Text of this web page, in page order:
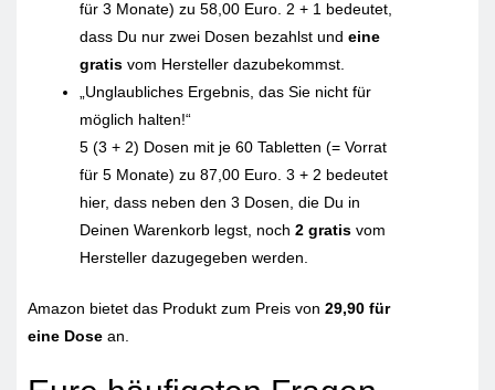
für 3 Monate) zu 58,00 Euro. 2 + 1 bedeutet,
dass Du nur zwei Dosen bezahlst und eine
gratis vom Hersteller dazubekommst.
„Unglaubliches Ergebnis, das Sie nicht für
möglich halten!“
5 (3 + 2) Dosen mit je 60 Tabletten (= Vorrat
für 5 Monate) zu 87,00 Euro. 3 + 2 bedeutet
hier, dass neben den 3 Dosen, die Du in
Deinen Warenkorb legst, noch 2 gratis vom
Hersteller dazugegeben werden.
Amazon bietet das Produkt zum Preis von 29,90 für
eine Dose an.